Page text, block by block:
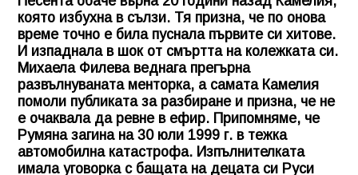
която избухна в сълзи. Тя призна, че по онова
време точно е била пуснала първите си хитове.
И изпаднала в шок от смъртта на колежката си.
Михаела Филева веднага прегърна
развълнуваната менторка, а самата Камелия
помоли публиката за разбиране и призна, че не
е очаквала да ревне в ефир. Припомняме, че
Румяна загина на 30 юли 1999 г. в тежка
автомобилна катастрофа. Изпълнителката
имала уговорка с бащата на децата си Руси